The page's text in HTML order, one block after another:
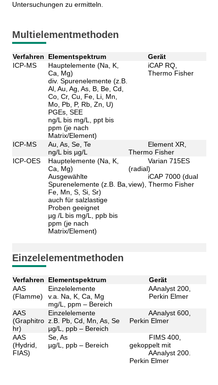
Untersuchungen zu ermitteln.
Multielementmethoden
Verfahren Elementspektrum
Gerät
ICP-MS
Hauptelemente (Na, K,
Ca, Mg)
div. Spurenelemente (z.B.
Al, Au, Ag, As, B, Be, Cd,
Co, Cr, Cu, Fe, Li, Mn,
Mo, Pb, P, Rb, Zn, U)
PGEs, SEE
ng/L bis mg/L, ppt bis
ppm (je nach
Matrix/Element)
iCAP RQ,
Thermo Fisher
ICP-MS
Au, As, Se, Te
ng/L bis µg/L
Element XR,
Thermo Fisher
ICP-OES
Hauptelemente (Na, K,
Ca, Mg)
Ausgewählte
Spurenelemente (z.B. Ba,
Fe, Mn, S, Si, Sr)
auch für salzlastige
Proben geeignet
µg /L bis mg/L, ppb bis
ppm (je nach
Matrix/Element)
Varian 715ES
(radial)
iCAP 7000 (dual
view), Thermo Fisher
Einzelelementmethoden
Verfahren Elementspektrum
Gerät
AAS
(Flamme)
Einzelelemente
v.a. Na, K, Ca, Mg
mg/L, ppm – Bereich
AAnalyst 200,
Perkin Elmer
AAS
(Graphitro
hr)
Einzelelemente
z.B. Pb, Cd, Mn, As, Se
µg/L, ppb – Bereich
AAnalyst 600,
Perkin Elmer
AAS
(Hydrid,
FIAS)
Se, As
µg/L, ppb – Bereich
FIMS 400,
gekoppelt mit
AAnalyst 200.
Perkin Elmer